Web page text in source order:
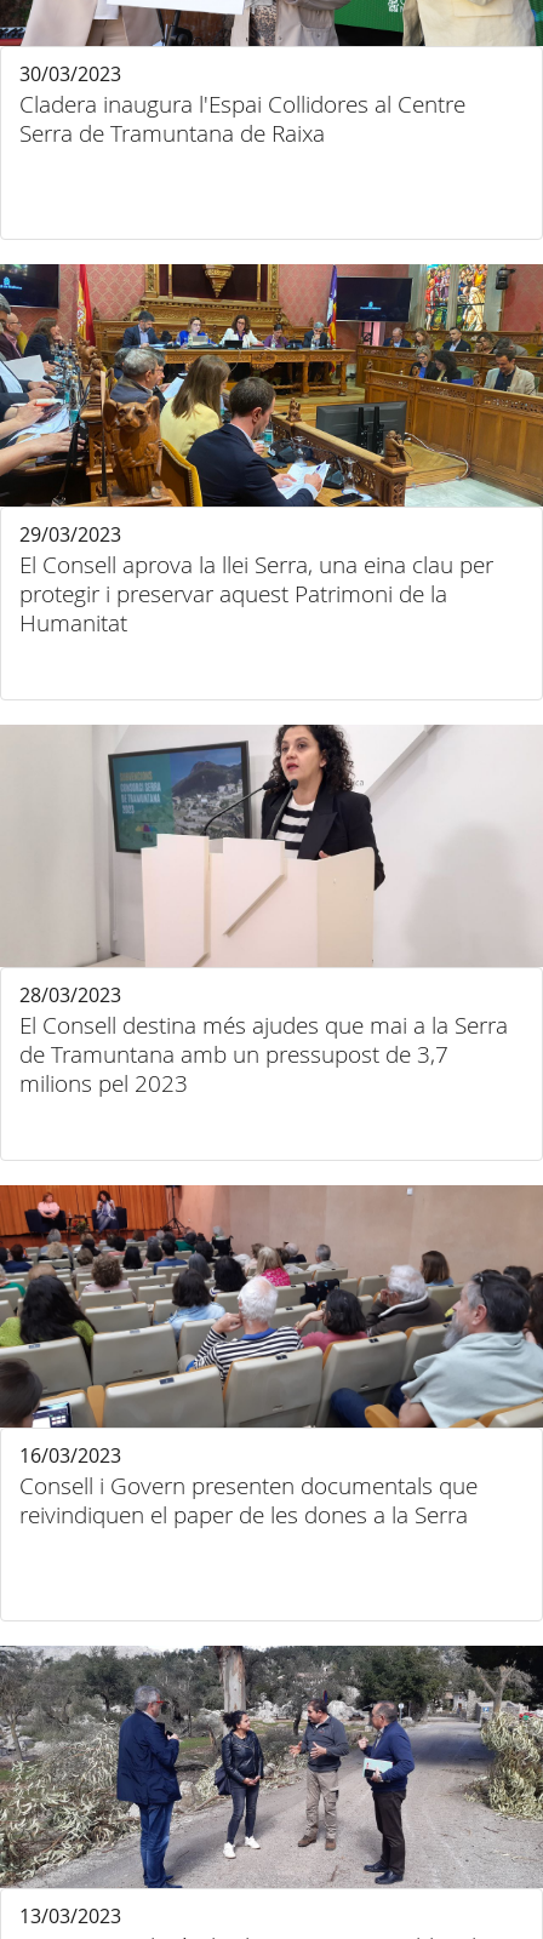
Cladera inaugura l'Espai Collidores al Centre
Serra de Tramuntana de Raixa
30/03/2023
El Consell aprova la llei Serra, una eina clau per
protegir i preservar aquest Patrimoni de la
Humanitat
29/03/2023
El Consell destina més ajudes que mai a la Serra
de Tramuntana amb un pressupost de 3,7
milions pel 2023
28/03/2023
Consell i Govern presenten documentals que
reivindiquen el paper de les dones a la Serra
16/03/2023
13/03/2023